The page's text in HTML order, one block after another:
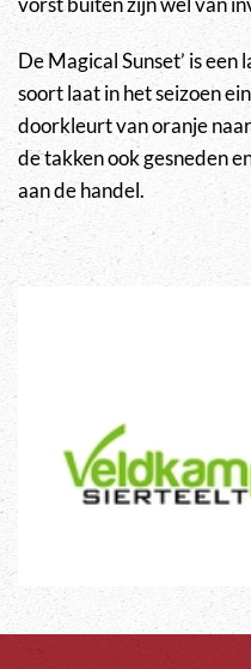
De Magical Sunset’ is
soort laat in het seizoen
doorkleurt van oranje
de takken ook gesneden
aan de handel.